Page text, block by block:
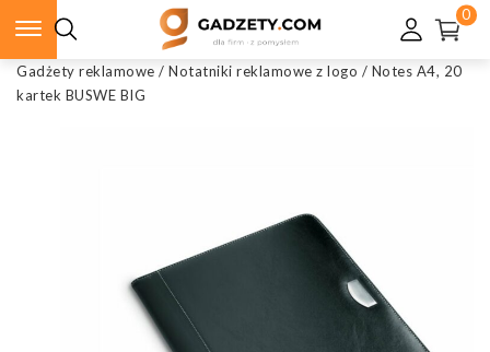
0
Gadżety reklamowe / Notatniki reklamowe z logo / Notes A4, 20
kartek BUSWE BIG